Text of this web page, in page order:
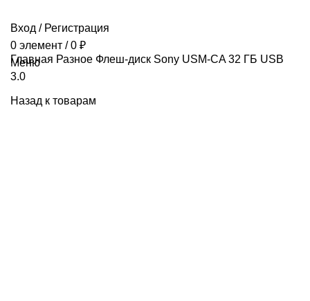
Вход / Регистрация
0 элемент / 0 ₽
Меню
Главная Разное Флеш-диск Sony USM-CA 32 ГБ USB
3.0
Назад к товарам